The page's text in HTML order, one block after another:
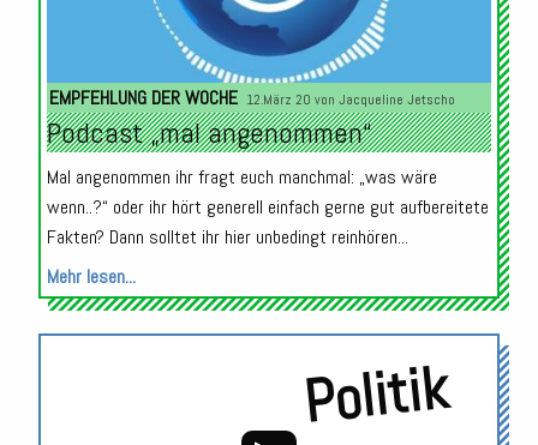
EMPFEHLUNG DER WOCHE 12.März 20 von Jacqueline Jetscho
Podcast „mal angenommen“
Mal angenommen ihr fragt euch manchmal: „was wäre
wenn..?“ oder ihr hört generell einfach gerne gut aufbereitete
Fakten? Dann solltet ihr hier unbedingt reinhören...
Mehr lesen...
Politik